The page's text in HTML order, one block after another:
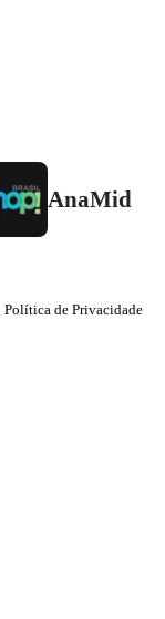
AnaMid
Política de Privacidade